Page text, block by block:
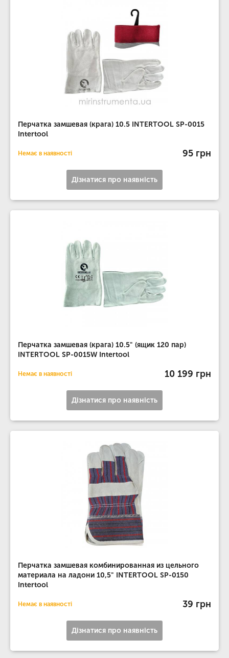
Перчатка замшевая (крага) 10.5 INTERTOOL SP-0015
Intertool
Немає в наявності 95 грн
Дізнатися про наявність
Перчатка замшевая (крага) 10.5" (ящик 120 пар)
INTERTOOL SP-0015W Intertool
Немає в наявності 10 199 грн
Дізнатися про наявність
Перчатка замшевая комбинированная из цельного
материала на ладони 10,5" INTERTOOL SP-0150
Intertool
Немає в наявності 39 грн
Дізнатися про наявність